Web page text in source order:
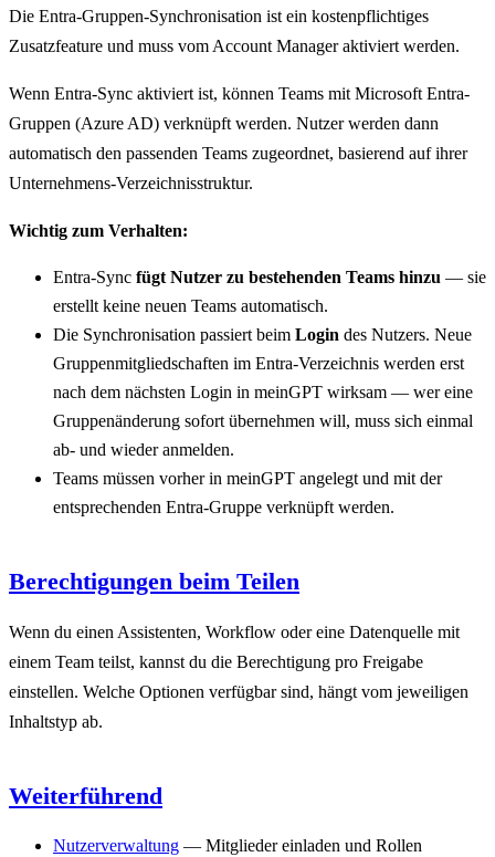
Die Entra-Gruppen-Synchronisation ist ein kostenpflichtiges
Zusatzfeature und muss vom Account Manager aktiviert werden.
Wenn Entra-Sync aktiviert ist, können Teams mit Microsoft Entra-
Gruppen (Azure AD) verknüpft werden. Nutzer werden dann
automatisch den passenden Teams zugeordnet, basierend auf ihrer
Unternehmens-Verzeichnisstruktur.
Wichtig zum Verhalten:
Entra-Sync fügt Nutzer zu bestehenden Teams hinzu — sie
erstellt keine neuen Teams automatisch.
Die Synchronisation passiert beim Login des Nutzers. Neue
Gruppenmitgliedschaften im Entra-Verzeichnis werden erst
nach dem nächsten Login in meinGPT wirksam — wer eine
Gruppenänderung sofort übernehmen will, muss sich einmal
ab- und wieder anmelden.
Teams müssen vorher in meinGPT angelegt und mit der
entsprechenden Entra-Gruppe verknüpft werden.
Berechtigungen beim Teilen
Wenn du einen Assistenten, Workflow oder eine Datenquelle mit
einem Team teilst, kannst du die Berechtigung pro Freigabe
einstellen. Welche Optionen verfügbar sind, hängt vom jeweiligen
Inhaltstyp ab.
Weiterführend
Nutzerverwaltung — Mitglieder einladen und Rollen